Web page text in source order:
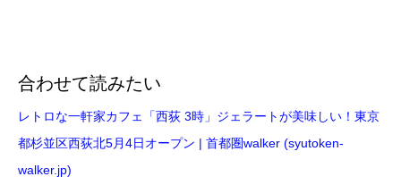
合わせて読みたい
レトロな一軒家カフェ「西荻 3時」ジェラートが美味しい！東京
都杉並区西荻北5月4日オープン | 首都圏walker (syutoken-
walker.jp)